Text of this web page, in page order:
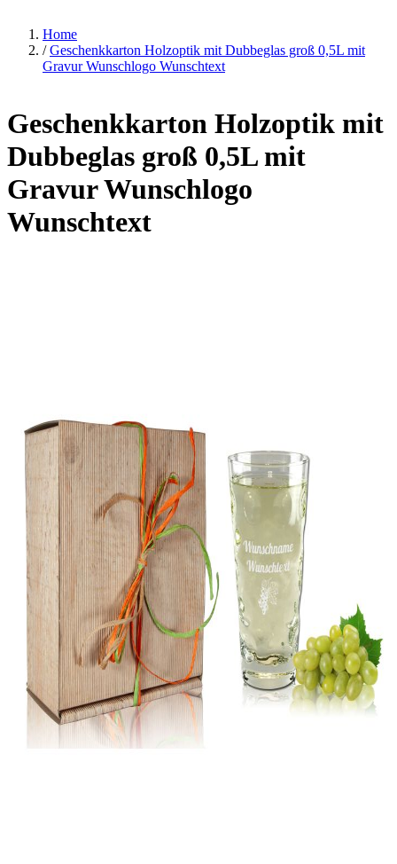
Home
/ Geschenkkarton Holzoptik mit Dubbeglas groß 0,5L mit
Gravur Wunschlogo Wunschtext
Geschenkkarton Holzoptik mit
Dubbeglas groß 0,5L mit
Gravur Wunschlogo
Wunschtext